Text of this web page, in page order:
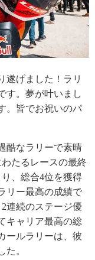
遂げました！ラリ
す。夢が叶いまし
。皆でお祝いのパ
酷なラリーで素晴
たるレースの最終
、総合4位を獲得
リー最高の成績で
連続のステージ優
キャリア最高の総
ールラリーは、彼
た。